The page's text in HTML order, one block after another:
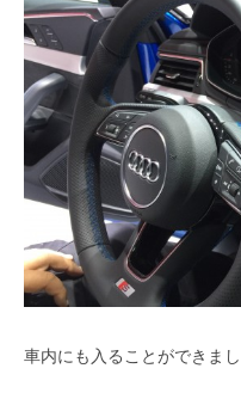
車内にも入ることができまし